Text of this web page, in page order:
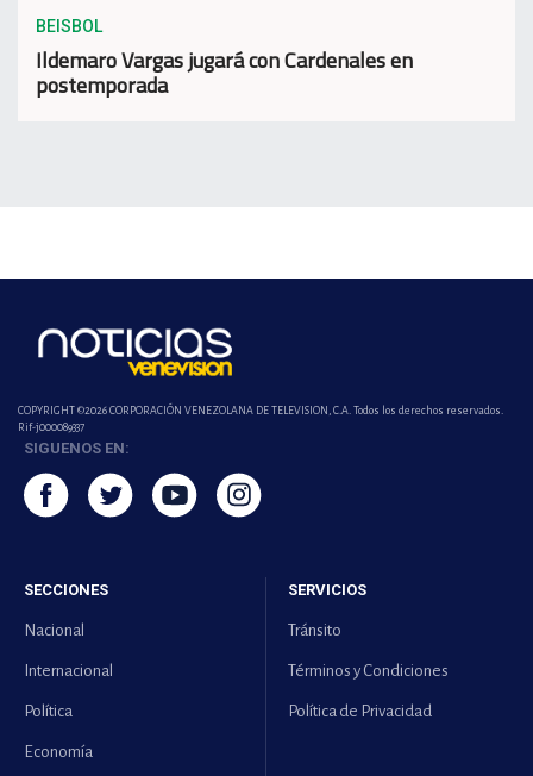
BEISBOL
Ildemaro Vargas jugará con Cardenales en
postemporada
COPYRIGHT ©2026 CORPORACIÓN VENEZOLANA DE TELEVISION, C.A. Todos los derechos reservados.
Rif-j000089337
SIGUENOS EN:
SECCIONES
Nacional
Internacional
Política
Economía
SERVICIOS
Tránsito
Términos y Condiciones
Política de Privacidad